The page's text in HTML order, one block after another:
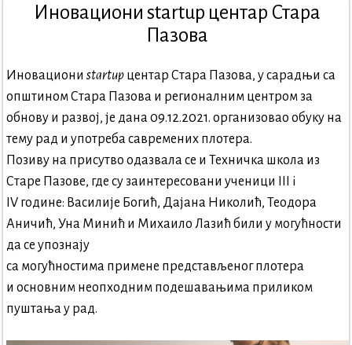
Иновациони startup центар Стара
Пазова
Иновациони startupцентар Стара Пазова, у сарадњи са
општином Стара Пазова и регионалним центром за
обнову и развој, је дана 09.12.2021. организовао обуку на
тему рад и употреба савремених плотера.
Позиву на присутво одазвала се и Техничка школа из
Старе Пазове, где су заинтересовани ученици III i
IV године: Василије Богић, Дајана Николић, Теодора
Аничић, Уна Минић и Михаило Лазић били у могућности
да се упознају
са могућностима примене представљеног плотера
и основним неопходним подешавањима приликом
пуштања у рад.